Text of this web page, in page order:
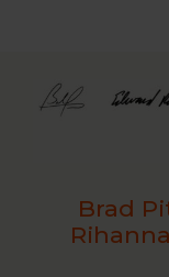
Brad